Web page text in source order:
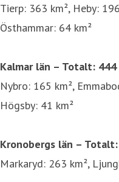
Tierp: 363 km², Heby:
Östhammar: 64 km²
Kalmar län – Totalt: 444
Nybro: 165 km²,
Högsby: 41 km²
Kronobergs län –
Markaryd: 263 km²,